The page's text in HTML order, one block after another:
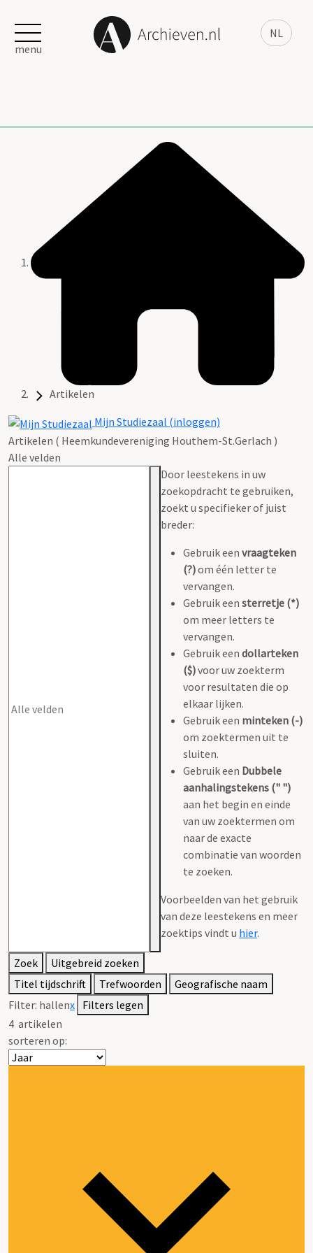
NL
menu
Artikelen
Mijn Studiezaal (inloggen)
Artikelen ( Heemkundevereniging Houthem-St.Gerlach )
Alle velden
Door leestekens in uw
zoekopdracht te gebruiken,
zoekt u specifieker of juist
breder:
Gebruik een vraagteken
(?)om één letter te
vervangen.
Gebruik een sterretje (*)
om meer letters te
vervangen.
Gebruik een dollarteken
($)voor uw zoekterm
voor resultaten die op
elkaar lijken.
Gebruik een minteken (-)
om zoektermen uit te
sluiten.
Gebruik een Dubbele
aanhalingstekens (" ")
aan het begin en einde
van uw zoektermen om
naar de exacte
combinatie van woorden
te zoeken.
Voorbeelden van het gebruik
van deze leestekens en meer
zoektips vindt u hier.
Zoek
Uitgebreid zoeken
Titel tijdschrift
Trefwoorden
Geografische naam
Filter: hallenx Filters legen
4 artikelen
sorteren op: